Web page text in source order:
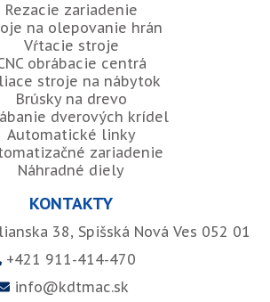
Rezacie zariadenie
na olepovanie hrán
Vŕtacie stroje
obrábacie centrá
stroje na nábytok
Brúsky na drevo
dverových krídel
Automatické linky
zariadenie
Náhradné diely
KONTAKTY
38, Spišská Nová Ves 052 01
+421 911-414-470
info@kdtmac.sk